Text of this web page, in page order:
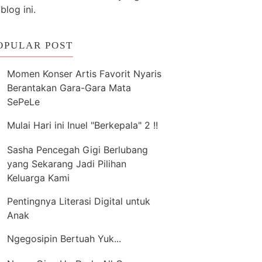
ini.
POST
Momen Konser Artis Favorit Nyaris
Berantakan Gara-Gara Mata
SePeLe
Mulai Hari ini Inuel "Berkepala" 2 !!
Sasha Pencegah Gigi Berlubang
yang Sekarang Jadi Pilihan
Keluarga Kami
Pentingnya Literasi Digital untuk
Anak
Ngegosipin Bertuah Yuk...